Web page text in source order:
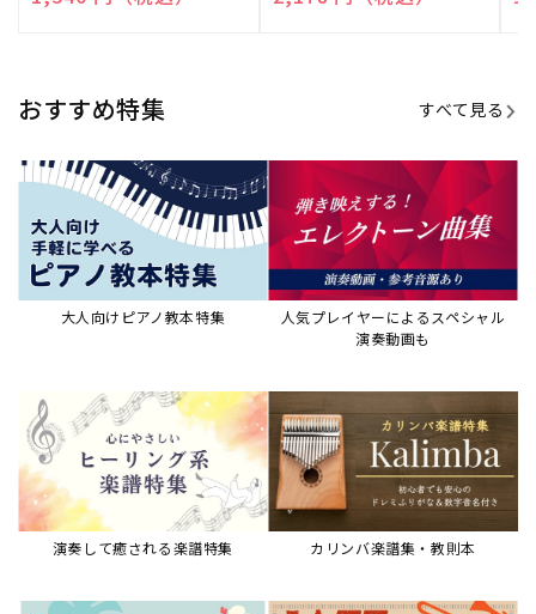
JAZZの楽譜特集
おすすめ記事 すべて見る